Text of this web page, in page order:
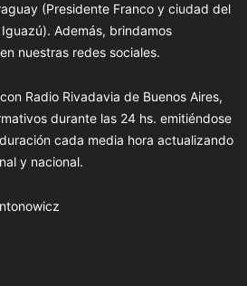
(Presidente Franco y ciudad del
Además, brindamos
nuestras redes sociales.
Radio Rivadavia de Buenos Aires,
durante las 24 hs. emitiéndose
cada media hora actualizando
y nacional.